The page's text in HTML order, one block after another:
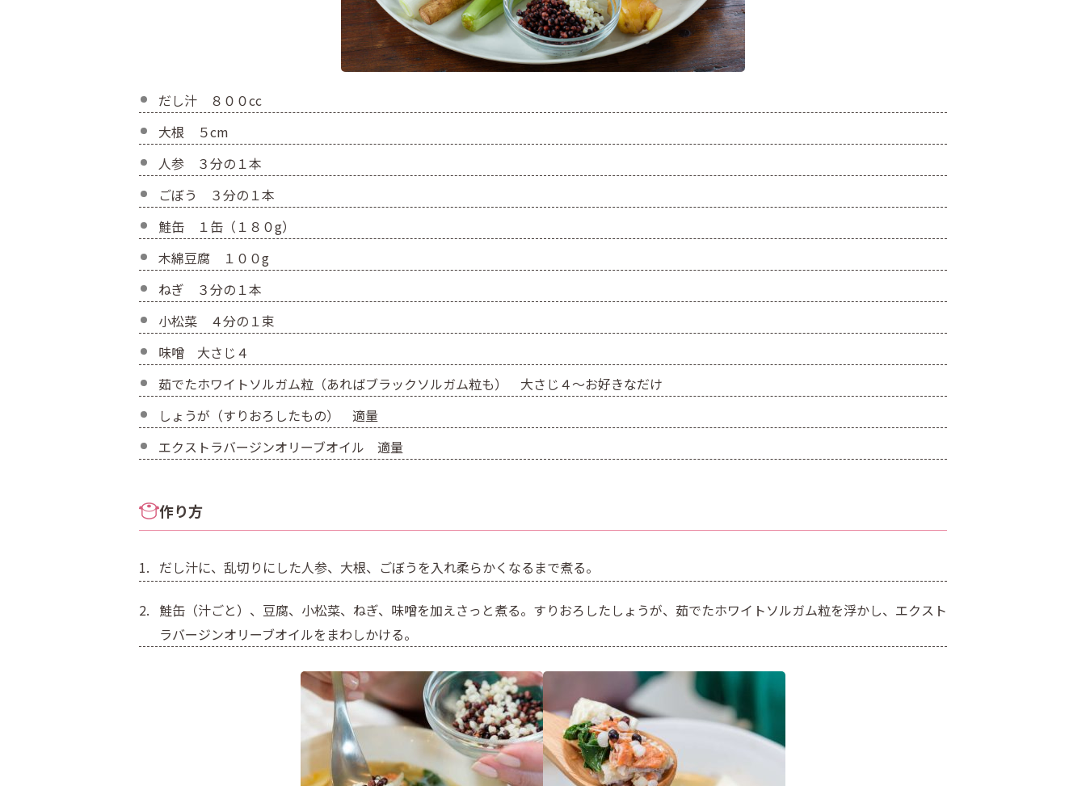
だし汁 ８００cc
大根 ５cm
人参 ３分の１本
ごぼう ３分の１本
鮭缶 １缶（１８０g）
木綿豆腐 １００g
ねぎ ３分の１本
小松菜 ４分の１束
味噌 大さじ４
茹でたホワイトソルガム粒（あればブラックソルガム粒も） 大さじ４〜お好きなだけ
しょうが（すりおろしたもの） 適量
エクストラバージンオリーブオイル 適量
作り方
だし汁に、乱切りにした人参、大根、ごぼうを入れ柔らかくなるまで煮る。
鮭缶（汁ごと）、豆腐、小松菜、ねぎ、味噌を加えさっと煮る。すりおろしたしょうが、茹でたホワイトソルガム粒を浮かし、エクスト
ラバージンオリーブオイルをまわしかける。